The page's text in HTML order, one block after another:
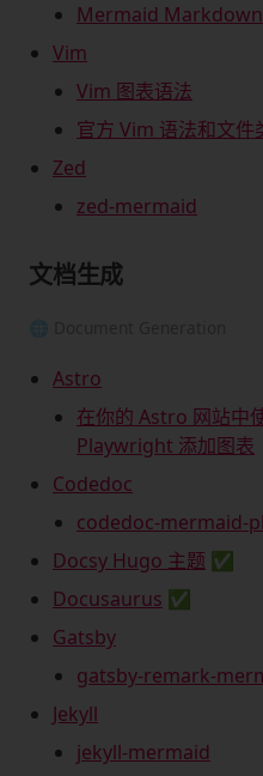
Mermaid Markdown
Vim
Vim 图表语法
官方 Vim 语法和文件
Zed
zed-mermaid
文档生成
🌐 Document Generation
Astro
在你的 Astro 网站中
Playwright 添加图表
Codedoc
codedoc-mermaid-
Docsy Hugo 主题 ✅
Docusaurus ✅
Gatsby
gatsby-remark-
Jekyll
jekyll-mermaid